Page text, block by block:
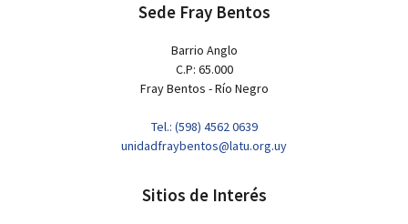
Sede Fray Bentos
Barrio Anglo
C.P: 65.000
Fray Bentos - Río Negro
Tel.: (598) 4562 0639
unidadfraybentos@latu.org.uy
Sitios de Interés